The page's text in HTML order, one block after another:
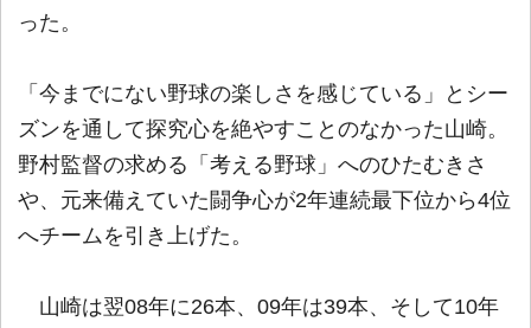
った。
「今までにない野球の楽しさを感じている」とシー
ズンを通して探究心を絶やすことのなかった山崎。
野村監督の求める「考える野球」へのひたむきさ
や、元来備えていた闘争心が2年連続最下位から4位
へチームを引き上げた。
山崎は翌08年に26本、09年は39本、そして10年